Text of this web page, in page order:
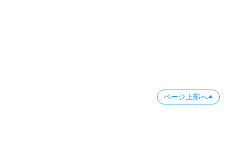
ページ上部へ